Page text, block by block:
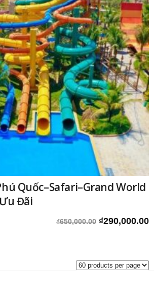
Quốc–Safari–Grand World
Đãi
₫650,000.00 Giá
₫290,000.00